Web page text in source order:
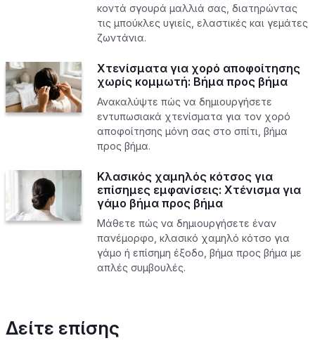
κοντά σγουρά μαλλιά σας, διατηρώντας
τις μπούκλες υγιείς, ελαστικές και γεμάτες
ζωντάνια.
Χτενίσματα για χορό αποφοίτησης
χωρίς κομμωτή: Βήμα προς βήμα
Ανακαλύψτε πώς να δημιουργήσετε
εντυπωσιακά χτενίσματα για τον χορό
αποφοίτησης μόνη σας στο σπίτι, βήμα
προς βήμα.
Κλασικός χαμηλός κότσος για
επίσημες εμφανίσεις: Χτένισμα για
γάμο βήμα προς βήμα
Μάθετε πώς να δημιουργήσετε έναν
πανέμορφο, κλασικό χαμηλό κότσο για
γάμο ή επίσημη έξοδο, βήμα προς βήμα με
απλές συμβουλές.
Δείτε επίσης